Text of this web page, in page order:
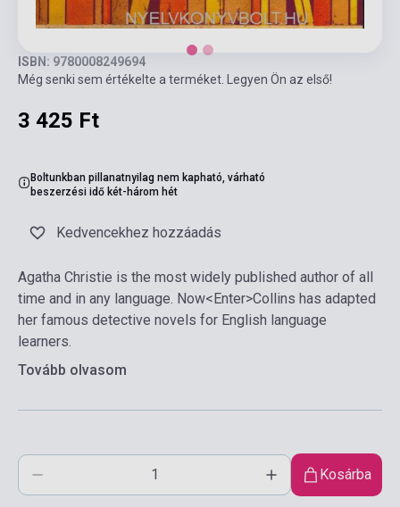
ISBN: 9780008249694
Még senki sem értékelte a terméket. Legyen Ön az első!
3 425 Ft
Boltunkban pillanatnyilag nem kapható, várható
beszerzési idő két-három hét
Kedvencekhez hozzáadás
Agatha Christie is the most widely published author of all
time and in any language. Now<Enter>Collins has adapted
her famous detective novels for English language
learners.
Tovább olvasom
Kosárba